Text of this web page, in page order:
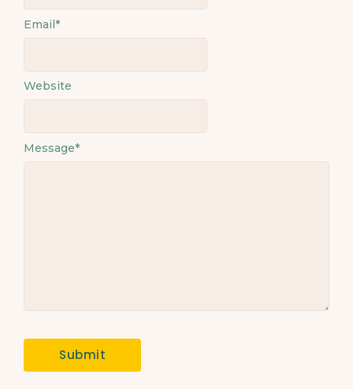
Message*
Email*
Website